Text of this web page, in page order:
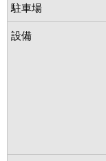
駐車場
設備